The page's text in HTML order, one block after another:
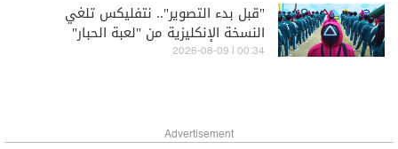
"قبل بدء التصوير".. نتفليكس تلغي
النسخة الإنكليزية من "لعبة الحبار"
00:34 | 2026-08-09
Advertisement